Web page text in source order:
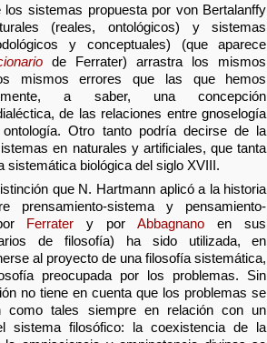
los sistemas propuesta por von Bertalanffy
(reales, ontológicos) y sistemas
y conceptuales) (que aparece
de Ferrater) arrastra los mismos
mismos errores que las que hemos
a saber, una concepción
de las relaciones entre gnoselogía
Otro tanto podría decirse de la
en naturales y artificiales, que tanta
sistemática biológica del siglo XVIII.
que N. Hartmann aplicó a la historia
prensamiento-sistema y pensamiento-
Ferrater y porAbbagnano en sus
de filosofía) ha sido utilizada, en
al proyecto de una filosofía sistemática,
preocupada por los problemas. Sin
no tiene en cuenta que los problemas se
como tales siempre en relación con un
sistema filosófico: la coexistencia de la